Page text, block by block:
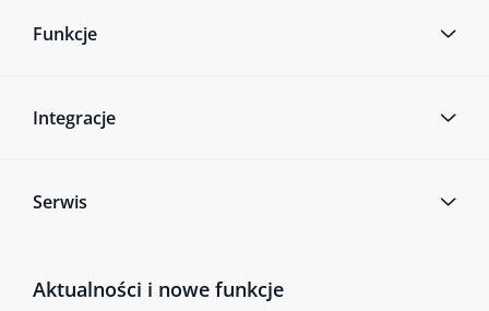
Funkcje
Integracje
Serwis
Aktualności i nowe funkcje